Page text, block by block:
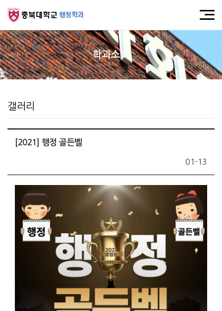
행정학과
학과소식
갤러리
[2021] 행정 골든벨
01-13